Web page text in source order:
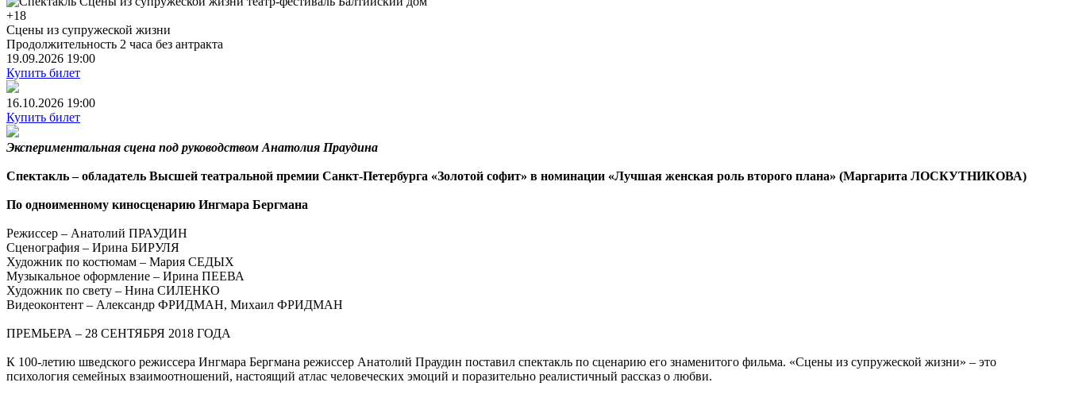
+18
Сцены из супружеской жизни
Продолжительность 2 часа без антракта
19.09.2026 19:00
Купить билет
16.10.2026 19:00
Купить билет
Экспериментальная сцена под руководством Анатолия Праудина
Спектакль – обладатель Высшей театральной премии Санкт-Петербурга «Золотой софит» в номинации «Лучшая женская роль второго плана» (Маргарита ЛОСКУТНИКОВА)
По одноименному киносценарию Ингмара Бергмана
Режиссер – Анатолий ПРАУДИН
Сценография – Ирина БИРУЛЯ
Художник по костюмам – Мария СЕДЫХ
Музыкальное оформление – Ирина ПЕЕВА
Художник по свету – Нина СИЛЕНКО
Видеоконтент – Александр ФРИДМАН, Михаил ФРИДМАН
ПРЕМЬЕРА – 28 СЕНТЯБРЯ 2018 ГОДА
К 100-летию шведского режиссера Ингмара Бергмана режиссер Анатолий Праудин поставил спектакль по сценарию его знаменитого фильма. «Сцены из супружеской жизни» – это
психология семейных взаимоотношений, настоящий атлас человеческих эмоций и поразительно реалистичный рассказ о любви.